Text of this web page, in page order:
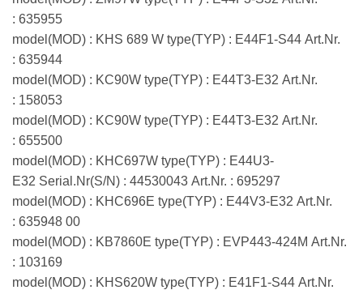
: 635955
model(MOD) : KHS 689 W type(TYP) : E44F1-S44 Art.Nr.
: 635944
model(MOD) : KC90W type(TYP) : E44T3-E32 Art.Nr.
: 158053
model(MOD) : KC90W type(TYP) : E44T3-E32 Art.Nr.
: 655500
model(MOD) : KHC697W type(TYP) : E44U3-
E32 Serial.Nr(S/N) : 44530043 Art.Nr. : 695297
model(MOD) : KHC696E type(TYP) : E44V3-E32 Art.Nr.
: 635948 00
model(MOD) : KB7860E type(TYP) : EVP443-424M Art.Nr.
: 103169
model(MOD) : KHS620W type(TYP) : E41F1-S44 Art.Nr.